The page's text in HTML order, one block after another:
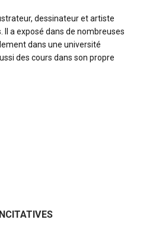
dessinateur et artiste
Il a exposé dans de nombreuses
dans une université
des cours dans son propre